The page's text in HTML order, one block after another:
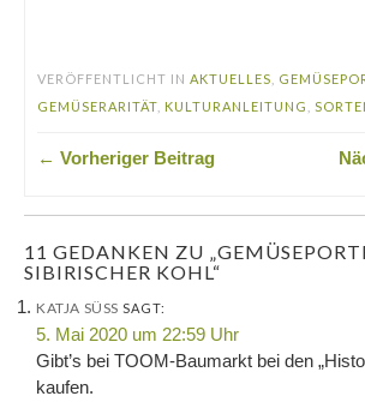
VERÖFFENTLICHT IN AKTUELLES
GEMÜSERARITÄT KULTURANLEITUNG
← Vorheriger Beitrag
11 GEDANKEN ZU
SIBIRISCHER KOHL“
KATJA SÜSS SAGT:
5. Mai 2020 um 22:59 Uhr
Gibt’s bei TOOM-Baumarkt bei den
kaufen.